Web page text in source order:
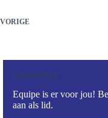
VORIGE
Aanmelden?
Equipe is er voor jou!
aan als lid.